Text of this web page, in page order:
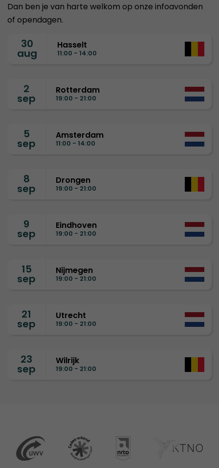
Dan ben je van harte welkom op onze infoavonden
of opendagen.
30
aug
Hasselt
11:00 - 14:00
2
sep
Rotterdam
19:00 - 21:00
5
sep
Amsterdam
11:00 - 14:00
8
sep
Drongen
19:00 - 21:00
9
sep
Eindhoven
19:00 - 21:00
15
sep
Nijmegen
19:00 - 21:00
21
sep
Utrecht
19:00 - 21:00
23
sep
Wilrijk
19:00 - 21:00